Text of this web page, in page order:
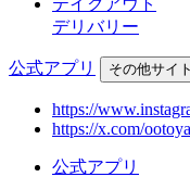
テイクアウト
デリバリー
公式アプリ その他サイ
https://
https://x.com/
公式アプリ